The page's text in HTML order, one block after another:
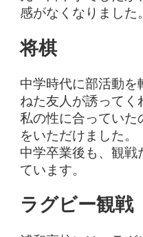
感がなくなりました。
将棋
中学時代に部活動
ねた友人が誘ってく
私の性に合っていた
をいただけました。
中学卒業後も、観戦
ています。
ラグビー観戦